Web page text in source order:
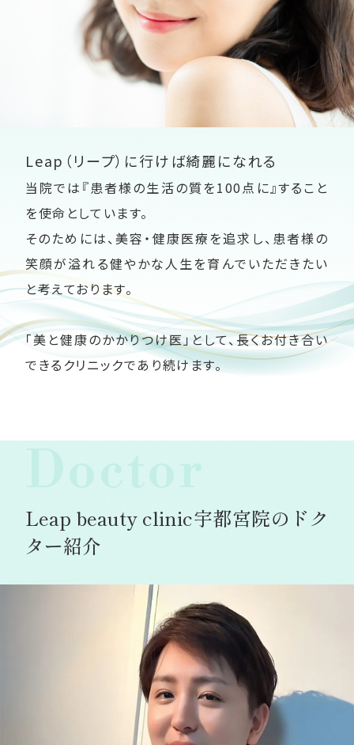
Leap（リープ）に行けば綺麗になれる
当院では『患者様の生活の質を100点に』すること
を使命としています。
そのためには、美容・健康医療を追求し、患者様の
笑顔が溢れる健やかな人生を育んでいただきたい
と考えております。
「美と健康のかかりつけ医」として、長くお付き合い
できるクリニックであり続けます。
Leap beauty clinic宇都宮院のドク
ター紹介